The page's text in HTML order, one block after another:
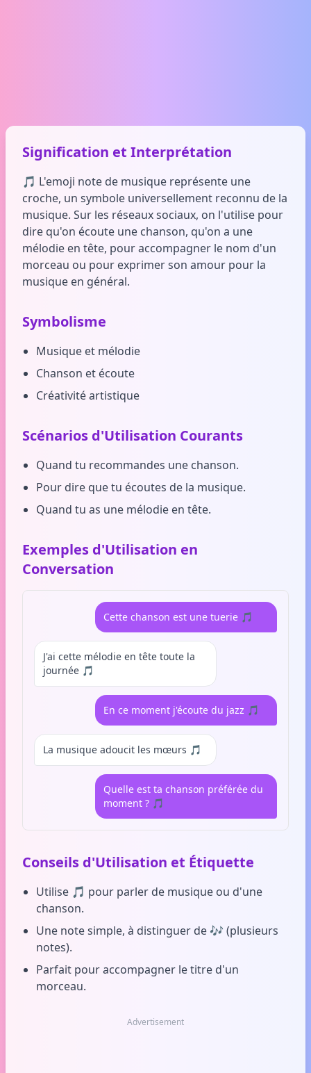
Signification et Interprétation
🎵 L'emoji note de musique représente une
croche, un symbole universellement reconnu de la
musique. Sur les réseaux sociaux, on l'utilise pour
dire qu'on écoute une chanson, qu'on a une
mélodie en tête, pour accompagner le nom d'un
morceau ou pour exprimer son amour pour la
musique en général.
Symbolisme
Musique et mélodie
Chanson et écoute
Créativité artistique
Scénarios d'Utilisation Courants
Quand tu recommandes une chanson.
Pour dire que tu écoutes de la musique.
Quand tu as une mélodie en tête.
Exemples d'Utilisation en
Conversation
Cette chanson est une tuerie 🎵
J'ai cette mélodie en tête toute la
journée 🎵
En ce moment j'écoute du jazz 🎵
La musique adoucit les mœurs 🎵
Quelle est ta chanson préférée du
moment ? 🎵
Conseils d'Utilisation et Étiquette
Utilise 🎵 pour parler de musique ou d'une
chanson.
Une note simple, à distinguer de 🎶 (plusieurs
notes).
Parfait pour accompagner le titre d'un
morceau.
Advertisement